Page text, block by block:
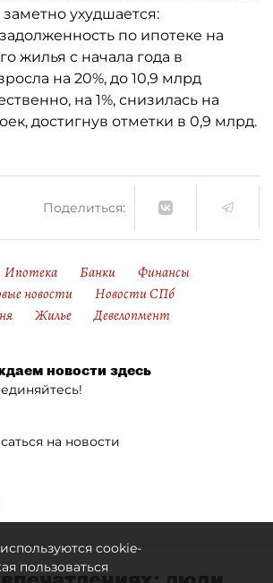
ухудшается:
по ипотеке на
жилья с начала года в
на 20%, до 10,9 млрд
на 1%, снизилась на
достигнув отметки в 0,9 млрд.
Поделиться:
Ипотека Банки
Финансы
новости
Новости СПб
Жилье Девелопмент
новости здесь
на новости
cookie-
пользоваться